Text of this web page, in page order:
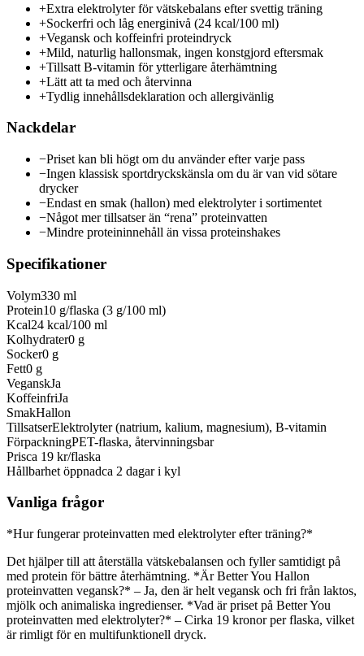
+Extra elektrolyter för vätskebalans efter svettig träning
+Sockerfri och låg energinivå (24 kcal/100 ml)
+Vegansk och koffeinfri proteindryck
+Mild, naturlig hallonsmak, ingen konstgjord eftersmak
+Tillsatt B-vitamin för ytterligare återhämtning
+Lätt att ta med och återvinna
+Tydlig innehållsdeklaration och allergivänlig
Nackdelar
−Priset kan bli högt om du använder efter varje pass
−Ingen klassisk sportdryckskänsla om du är van vid sötare
drycker
−Endast en smak (hallon) med elektrolyter i sortimentet
−Något mer tillsatser än “rena” proteinvatten
−Mindre proteininnehåll än vissa proteinshakes
Specifikationer
Volym330 ml
Protein10 g/flaska (3 g/100 ml)
Kcal24 kcal/100 ml
Kolhydrater0 g
Socker0 g
Fett0 g
VeganskJa
KoffeinfriJa
SmakHallon
TillsatserElektrolyter (natrium, kalium, magnesium), B-vitamin
FörpackningPET-flaska, återvinningsbar
Prisca 19 kr/flaska
Hållbarhet öppnadca 2 dagar i kyl
Vanliga frågor
*Hur fungerar proteinvatten med elektrolyter efter träning?*
Det hjälper till att återställa vätskebalansen och fyller samtidigt på
med protein för bättre återhämtning. *Är Better You Hallon
proteinvatten vegansk?* – Ja, den är helt vegansk och fri från laktos,
mjölk och animaliska ingredienser. *Vad är priset på Better You
proteinvatten med elektrolyter?* – Cirka 19 kronor per flaska, vilket
är rimligt för en multifunktionell dryck.